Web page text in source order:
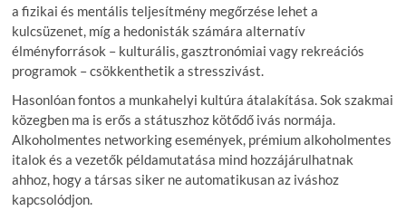
a fizikai és mentális teljesítmény megőrzése lehet a
kulcsüzenet, míg a hedonisták számára alternatív
élményforrások – kulturális, gasztronómiai vagy rekreációs
programok – csökkenthetik a stresszivást.
Hasonlóan fontos a munkahelyi kultúra átalakítása. Sok szakmai
közegben ma is erős a státuszhoz kötődő ivás normája.
Alkoholmentes networking események, prémium alkoholmentes
italok és a vezetők példamutatása mind hozzájárulhatnak
ahhoz, hogy a társas siker ne automatikusan az iváshoz
kapcsolódjon.